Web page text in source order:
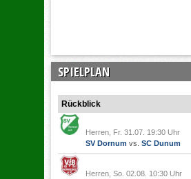
SPIELPLAN
Rückblick
Herren, Fr. 31.07. 19:30 Uhr
SV Dornum vs. SC Dunum
Herren, So. 02.08. 10:30 Uhr